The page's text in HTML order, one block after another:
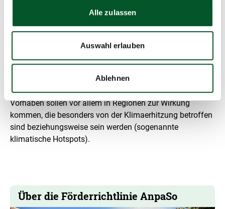
Alle zulassen
Auswahl erlauben
Ablehnen
Folgen der Klimaerhitzung vorzubereiten und sich an
diese anzupassen. Die Förderrichtlinie „Klimaanpassung
in sozialen Einrichtungen“ soll ermöglichen, die
Pflege- und Sozialsektor anzugehen und umzusetzen. Ziel
ist, durch die Förderung vorbildhafter Modellvorhaben
Anreize zur Transformation dieses Sektors zu setzen.
Vorhaben sollen vor allem in Regionen zur Wirkung
kommen, die besonders von der Klimaerhitzung betroffen
sind beziehungsweise sein werden (sogenannte
klimatische Hotspots).
Über die Förderrichtlinie AnpaSo